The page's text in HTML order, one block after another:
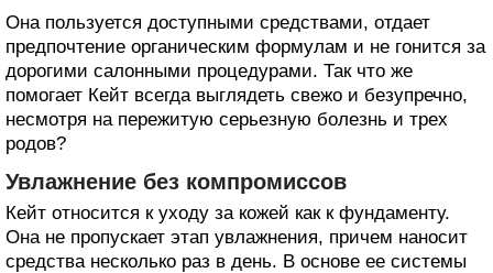
Она пользуется доступными средствами, отдает
предпочтение органическим формулам и не гонится за
дорогими салонными процедурами. Так что же
помогает Кейт всегда выглядеть свежо и безупречно,
несмотря на пережитую серьезную болезнь и трех
родов?
Увлажнение без компромиссов
Кейт относится к уходу за кожей как к фундаменту.
Она не пропускает этап увлажнения, причем наносит
средства несколько раз в день. В основе ее системы